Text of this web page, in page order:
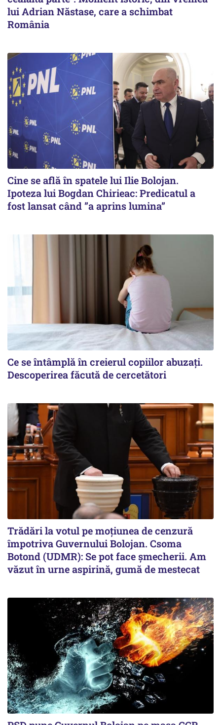
lui Adrian Năstase, care a schimbat
România
Cine se află în spatele lui Ilie Bolojan.
Ipoteza lui Bogdan Chirieac: Predicatul a
fost lansat când ”a aprins lumina”
Ce se întâmplă în creierul copiilor abuzați.
Descoperirea făcută de cercetători
Trădări la votul pe moțiunea de cenzură
împotriva Guvernului Bolojan. Csoma
Botond (UDMR): Se pot face șmecherii. Am
văzut în urne aspirină, gumă de mestecat